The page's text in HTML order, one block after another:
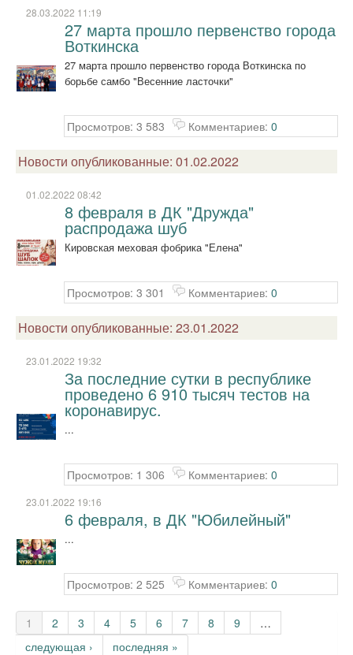
28.03.2022 11:19
27 марта прошло первенство города
Воткинска
27 марта прошло первенство города Воткинска по
борьбе самбо "Весенние ласточки"
Просмотров: 3 583 Комментариев: 0
Новости опубликованные: 01.02.2022
01.02.2022 08:42
8 февраля в ДК "Дружда"
распродажа шуб
Кировская меховая фобрика "Елена"
Просмотров: 3 301 Комментариев: 0
Новости опубликованные: 23.01.2022
23.01.2022 19:32
За последние сутки в республике
проведено 6 910 тысяч тестов на
коронавирус.
...
Просмотров: 1 306 Комментариев: 0
23.01.2022 19:16
6 февраля, в ДК "Юбилейный"
...
Просмотров: 2 525 Комментариев: 0
Страницы
1 2 3 4 5 6 7 8 9
…
следующая ›
последняя »